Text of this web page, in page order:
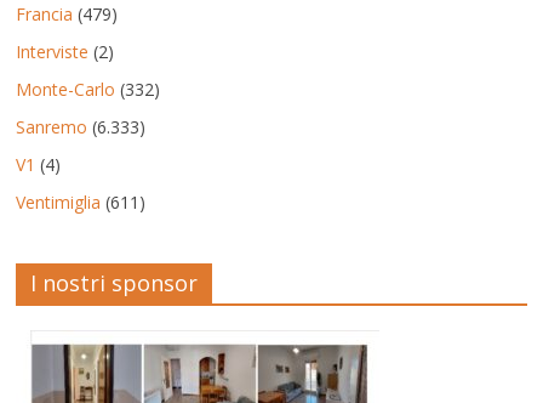
Francia (479)
Interviste (2)
Monte-Carlo (332)
Sanremo (6.333)
V1 (4)
Ventimiglia (611)
I nostri sponsor